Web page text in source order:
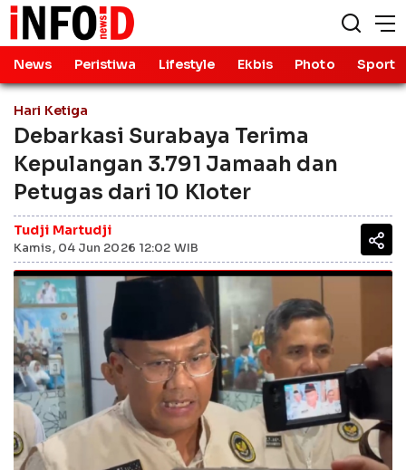
News Peristiwa Lifestyle Ekbis Photo Sport
Hari Ketiga
Debarkasi Surabaya Terima
Kepulangan 3.791 Jamaah dan
Petugas dari 10 Kloter
Tudji Martudji
Kamis, 04 Jun 2026 12:02 WIB